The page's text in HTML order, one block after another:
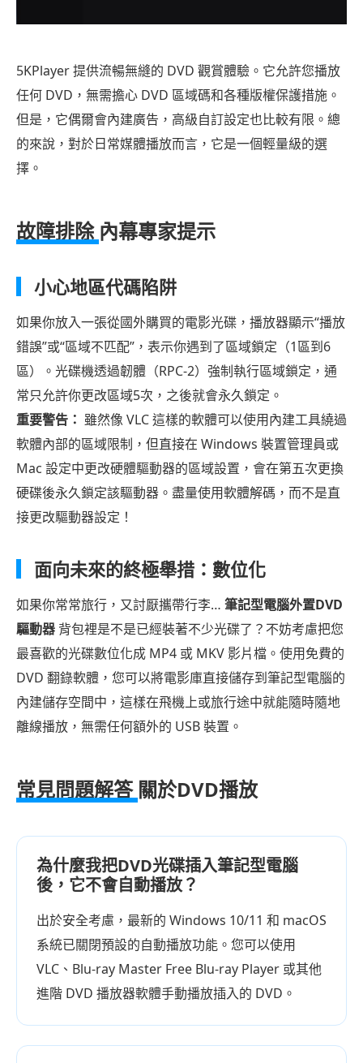
5KPlayer 提供流暢無縫的 DVD 觀賞體驗。它允許您播放
任何 DVD，無需擔心 DVD 區域碼和各種版權保護措施。
但是，它偶爾會內建廣告，高級自訂設定也比較有限。總
的來說，對於日常媒體播放而言，它是一個輕量級的選
擇。
故障排除 內幕專家提示
小心地區代碼陷阱
如果你放入一張從國外購買的電影光碟，播放器顯示“播放
錯誤”或“區域不匹配”，表示你遇到了區域鎖定（1區到6
區）。光碟機透過韌體（RPC-2）強制執行區域鎖定，通
常只允許你更改區域5次，之後就會永久鎖定。
重要警告： 雖然像 VLC 這樣的軟體可以使用內建工具繞過
軟體內部的區域限制，但直接在 Windows 裝置管理員或
Mac 設定中更改硬體驅動器的區域設置，會在第五次更換
硬碟後永久鎖定該驅動器。盡量使用軟體解碼，而不是直
接更改驅動器設定！
面向未來的終極舉措：數位化
如果你常常旅行，又討厭攜帶行李… 筆記型電腦外置DVD
驅動器 背包裡是不是已經裝著不少光碟了？不妨考慮把您
最喜歡的光碟數位化成 MP4 或 MKV 影片檔。使用免費的
DVD 翻錄軟體，您可以將電影庫直接儲存到筆記型電腦的
內建儲存空間中，這樣在飛機上或旅行途中就能隨時隨地
離線播放，無需任何額外的 USB 裝置。
常見問題解答 關於DVD播放
為什麼我把DVD光碟插入筆記型電腦
後，它不會自動播放？
出於安全考慮，最新的 Windows 10/11 和 macOS
系統已關閉預設的自動播放功能。您可以使用
VLC、Blu-ray Master Free Blu-ray Player 或其他
進階 DVD 播放器軟體手動播放插入的 DVD。